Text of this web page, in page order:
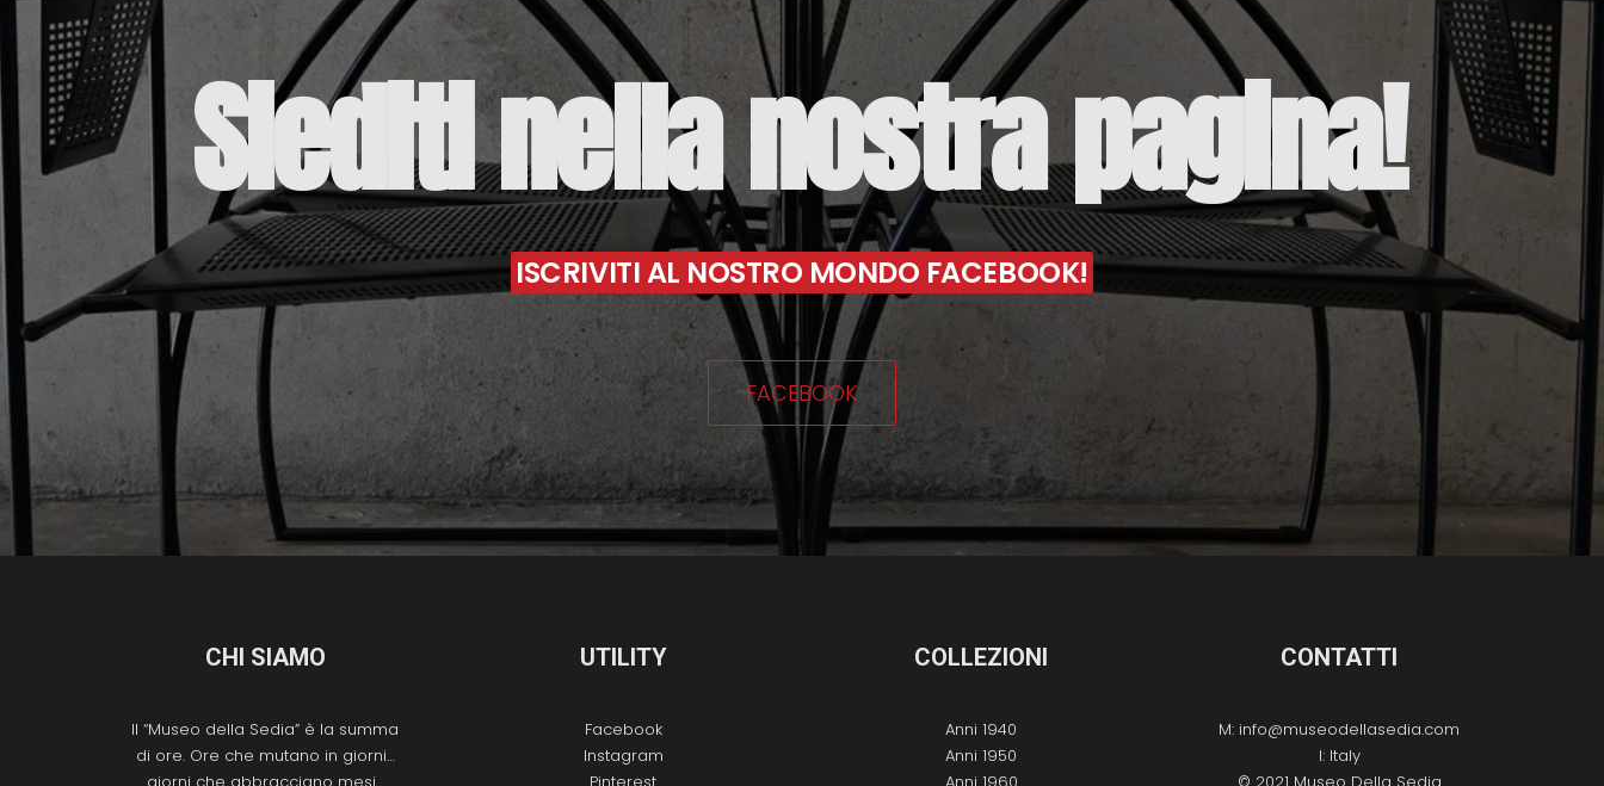
Sieditinellanostrapagina!
ISCRIVITI AL NOSTRO MONDO FACEBOOK!
FACEBOOK
CHI SIAMO
Il “Museo della Sedia” è la summa
di ore. Ore che mutano in giorni…
UTILITY
Facebook
Instagram
COLLEZIONI
Anni 1940
Anni 1950
CONTATTI
M: info@museodellasedia.com
I: Italy